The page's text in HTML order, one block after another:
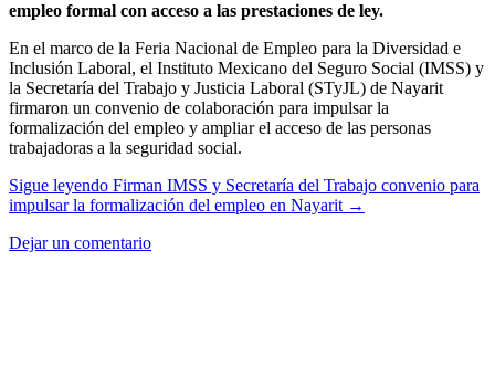
empleo formal con acceso a las prestaciones de ley.
En el marco de la Feria Nacional de Empleo para la Diversidad e
Inclusión Laboral, el Instituto Mexicano del Seguro Social (IMSS) y
la Secretaría del Trabajo y Justicia Laboral (STyJL) de Nayarit
firmaron un convenio de colaboración para impulsar la
formalización del empleo y ampliar el acceso de las personas
trabajadoras a la seguridad social.
Sigue leyendo Firman IMSS y Secretaría del Trabajo convenio para
impulsar la formalización del empleo en Nayarit →
Dejar un comentario